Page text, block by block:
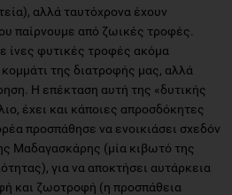
αλλά ταυτόχρονα έχουν
παίρνουμε από ζωικές τροφές.
ίνες φυτικές τροφές ακόμα
της διατροφής μας, αλλά
Η επέκταση αυτή της «δυτικής
έχει και κάποιες απροσδόκητες
προσπάθησε να ενοικιάσει σχεδόν
Μαδαγασκάρης (μία κιβωτό της
για να αποκτήσει αυτάρκεια
και ζωοτροφή (η προσπάθεια